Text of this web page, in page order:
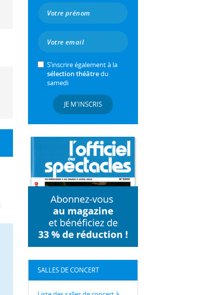
S’inscrire également à la
sélection théâtredu
samedi
JE M'INSCRIS
SALLES DE CONCERT